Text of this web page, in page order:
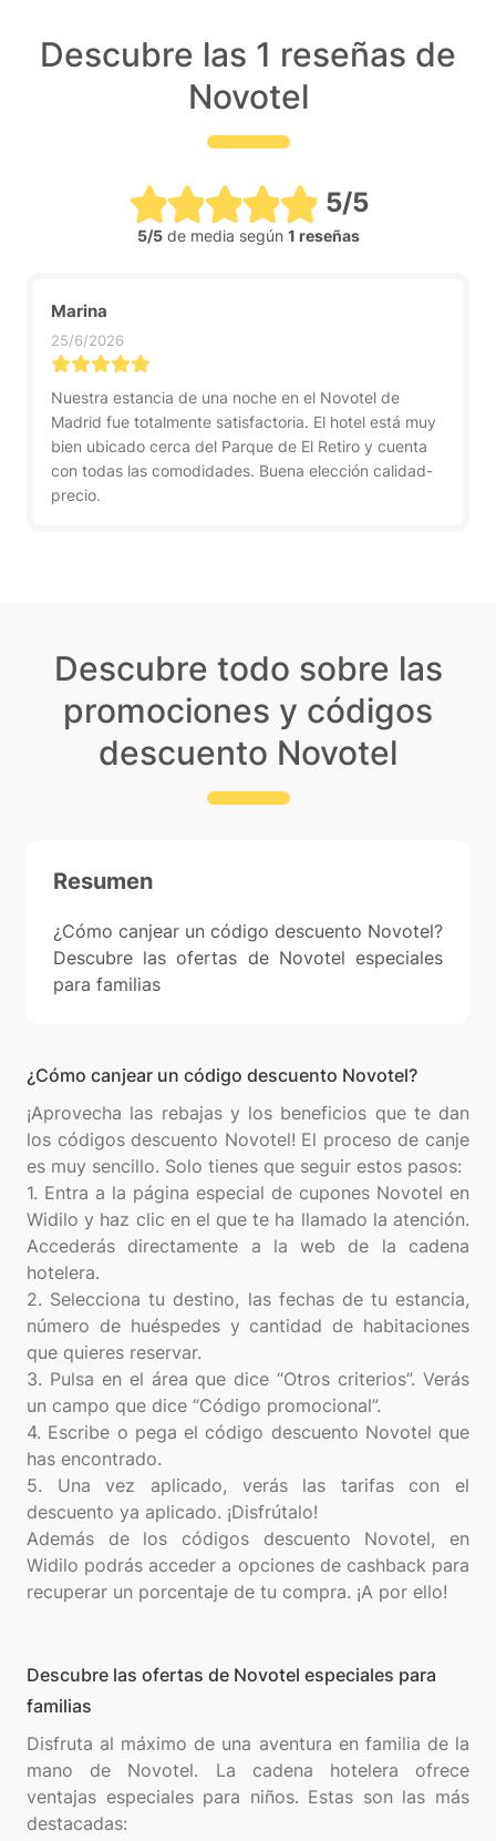
Descubre las 1 reseñas de
Novotel
5/5
5/5de media según 1 reseñas
Marina
25/6/2026
Nuestra estancia de una noche en el Novotel de
Madrid fue totalmente satisfactoria. El hotel está muy
bien ubicado cerca del Parque de El Retiro y cuenta
con todas las comodidades. Buena elección calidad-
precio.
Descubre todo sobre las
promociones y códigos
descuento Novotel
Resumen
¿Cómo canjear un código descuento Novotel?
Descubre las ofertas de Novotel especiales
para familias
¿Cómo canjear un código descuento Novotel?
¡Aprovecha las rebajas y los beneficios que te dan
los códigos descuento Novotel! El proceso de canje
es muy sencillo. Solo tienes que seguir estos pasos:
1. Entra a la página especial de cupones Novotel en
Widilo y haz clic en el que te ha llamado la atención.
Accederás directamente a la web de la cadena
hotelera.
2. Selecciona tu destino, las fechas de tu estancia,
número de huéspedes y cantidad de habitaciones
que quieres reservar.
3. Pulsa en el área que dice “Otros criterios”. Verás
un campo que dice “Código promocional”.
4. Escribe o pega el código descuento Novotel que
has encontrado.
5. Una vez aplicado, verás las tarifas con el
descuento ya aplicado. ¡Disfrútalo!
Además de los códigos descuento Novotel, en
Widilo podrás acceder a opciones de cashback para
Descubre las ofertas de Novotel especiales para
familias
Disfruta al máximo de una aventura en familia de la
mano de Novotel. La cadena hotelera ofrece
ventajas especiales para niños. Estas son las más